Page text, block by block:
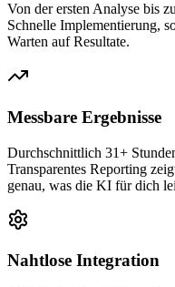
Von der ersten Analyse bis
Schnelle Implementierung,
Warten auf Resultate.
Messbare Ergebnisse
Durchschnittlich 31+
Transparentes Reporting
genau, was die KI für dich
Nahtlose Integration